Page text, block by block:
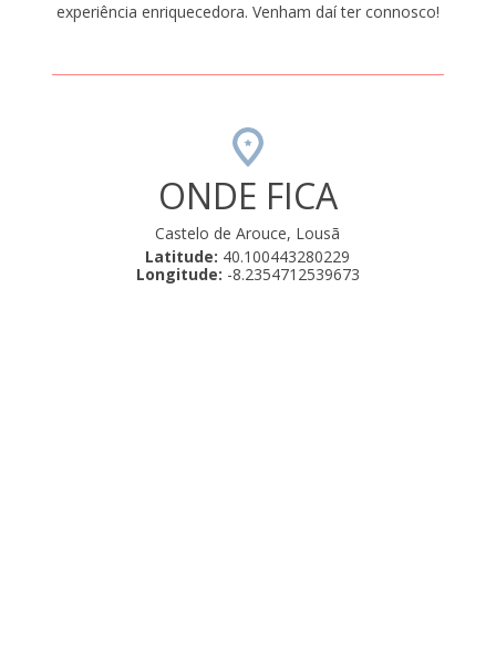
experiência enriquecedora. Venham daí ter connosco!
ONDE FICA
Castelo de Arouce, Lousã
Latitude: 40.100443280229
Longitude: -8.2354712539673